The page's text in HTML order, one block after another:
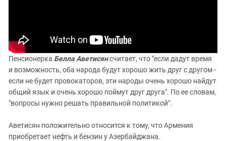
Пенсионерка Белла Аветисянсчитает, что "если дадут время
и возможность, оба народа будут хорошо жить друг с другом -
если не будет провокаторов, эти народы очень хорошо найдут
общий язык и очень хорошо поймут друг друга". По ее словам,
"вопросы нужно решать правильной политикой".
Аветисян положительно относится к тому, что Армения
приобретает нефть и бензин у Азербайджана.